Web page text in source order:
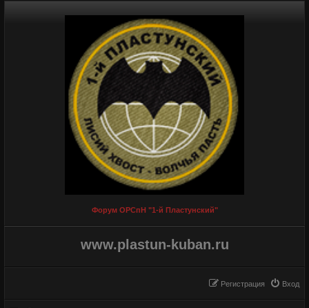
Форум ОРСпН "1-й Пластунский"
www.plastun-kuban.ru
Вход
Регистрация